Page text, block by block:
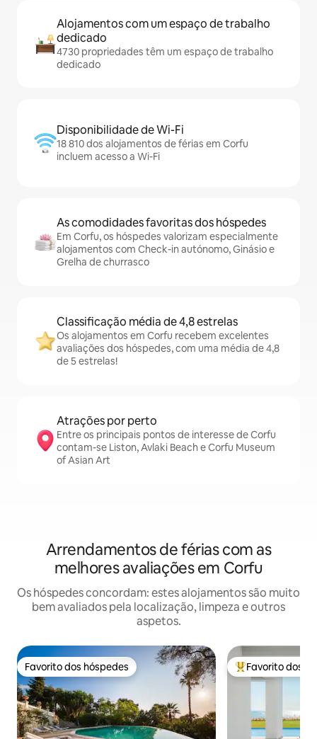
Alojamentos com um espaço de trabalho
dedicado
4730 propriedades têm um espaço de trabalho
dedicado
Disponibilidade de Wi-Fi
18 810 dos alojamentos de férias em Corfu
incluem acesso a Wi-Fi
As comodidades favoritas dos hóspedes
Em Corfu, os hóspedes valorizam especialmente
alojamentos com Check-in autónomo, Ginásio e
Grelha de churrasco
Classificação média de 4,8 estrelas
Os alojamentos em Corfu recebem excelentes
avaliações dos hóspedes, com uma média de 4,8
de 5 estrelas!
Atrações por perto
Entre os principais pontos de interesse de Corfu
contam-se Liston, Avlaki Beach e Corfu Museum
of Asian Art
Arrendamentos de férias com as
melhores avaliações em Corfu
Os hóspedes concordam: estes alojamentos são muito
bem avaliados pela localização, limpeza e outros
aspetos.
Favorito dos hóspedes
Favorito dos hóspedes Favoritos dos
Favorito dos